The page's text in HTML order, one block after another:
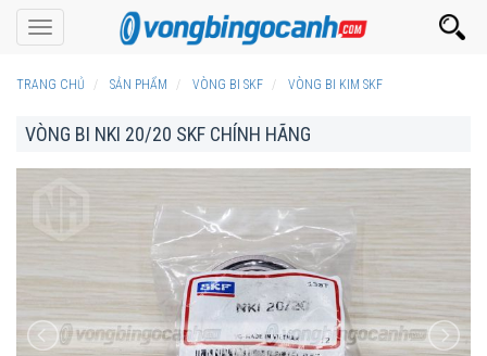
Toggle
navigation
TRANG CHỦ SẢN PHẨM VÒNG BI SKF VÒNG BI KIM SKF
VÒNG BI NKI 20/20 SKF CHÍNH HÃNG